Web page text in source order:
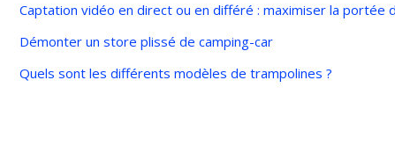
Captation vidéo en direct ou en différé : maximiser la portée
Démonter un store plissé de camping-car
Quels sont les différents modèles de trampolines ?